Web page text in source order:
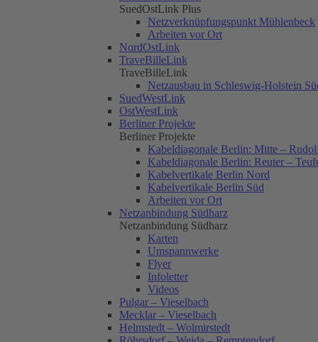
SuedOstLink Plus
Netzverknüpfungspunkt Mühlenbeck
Arbeiten vor Ort
NordOstLink
TraveBilleLink
TraveBilleLink
Netzausbau in Schleswig-Holstein
SuedWestLink
OstWestLink
Berliner Projekte
Berliner Projekte
Kabeldiagonale Berlin: Mitte –
Kabeldiagonale Berlin: Reuter –
Kabelvertikale Berlin Nord
Kabelvertikale Berlin Süd
Arbeiten vor Ort
Netzanbindung Südharz
Netzanbindung Südharz
Karten
Umspannwerke
Flyer
Infoletter
Videos
Pulgar – Vieselbach
Mecklar – Vieselbach
Helmstedt – Wolmirstedt